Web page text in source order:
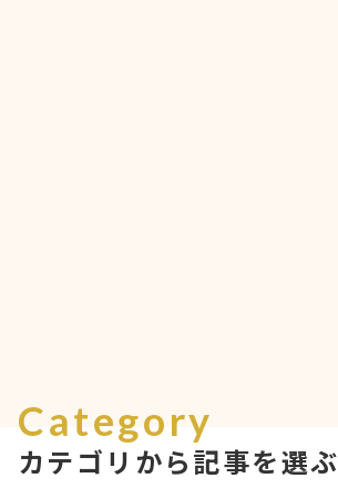
Category
カテゴリから記事を選ぶ